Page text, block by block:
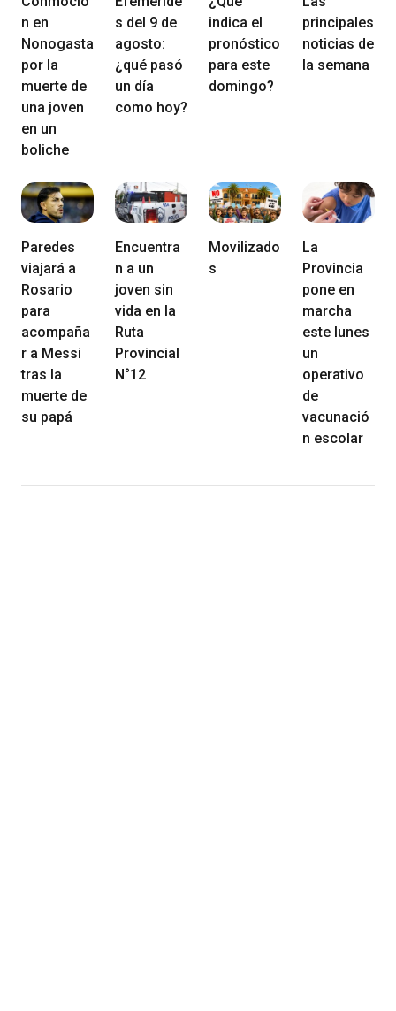
n en
Nonogasta
por la
muerte de
una joven
en un
boliche
s del 9 de
agosto:
¿qué pasó
un día
como hoy?
indica el
pronóstico
para este
domingo?
principales
noticias de
la semana
Paredes
viajará a
Rosario
para
acompaña
r a Messi
tras la
muerte de
su papá
Encuentra
n a un
joven sin
vida en la
Ruta
Provincial
N°12
Movilizado
s
La
Provincia
pone en
marcha
este lunes
un
operativo
de
vacunació
n escolar